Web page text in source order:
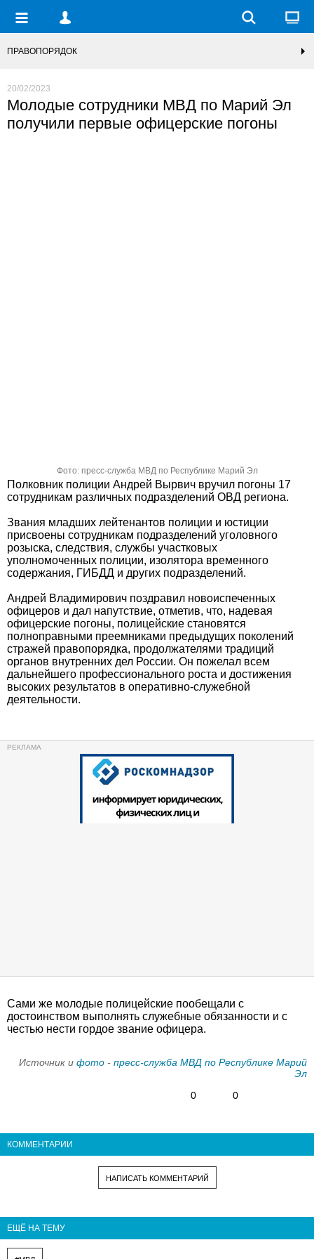
ПРАВОПОРЯДОК
20/02/2023
Молодые сотрудники МВД по Марий Эл
получили первые офицерские погоны
Фото: пресс-служба МВД по Республике Марий Эл
Полковник полиции Андрей Вырвич вручил погоны 17
сотрудникам различных подразделений ОВД региона.
Звания младших лейтенантов полиции и юстиции
присвоены сотрудникам подразделений уголовного
розыска, следствия, службы участковых
уполномоченных полиции, изолятора временного
содержания, ГИБДД и других подразделений.
Андрей Владимирович поздравил новоиспеченных
офицеров и дал напутствие, отметив, что, надевая
офицерские погоны, полицейские становятся
полноправными преемниками предыдущих поколений
стражей правопорядка, продолжателями традиций
органов внутренних дел России. Он пожелал всем
дальнейшего профессионального роста и достижения
высоких результатов в оперативно-служебной
деятельности.
Сами же молодые полицейские пообещали с
достоинством выполнять служебные обязанности и с
честью нести гордое звание офицера.
Источник и фото - пресс-служба МВД по Республике Марий
Эл
0
0
КОММЕНТАРИИ
НАПИСАТЬ КОММЕНТАРИЙ
ЕЩЁ НА ТЕМУ